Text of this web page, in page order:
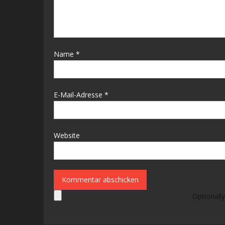
Name *
E-Mail-Adresse *
Website